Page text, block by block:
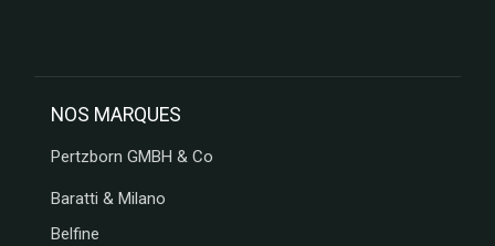
NOS MARQUES
Pertzborn GMBH & Co
Baratti & Milano
Belfine